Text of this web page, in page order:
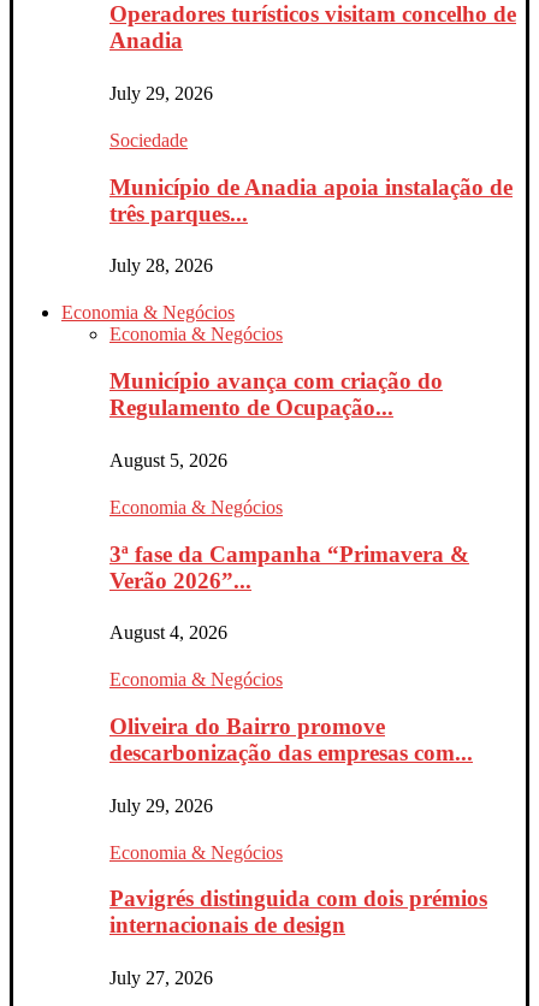
Operadores turísticos visitam concelho de
Anadia
July 29, 2026
Sociedade
Município de Anadia apoia instalação de
três parques...
July 28, 2026
Economia & Negócios
Economia & Negócios
Município avança com criação do
Regulamento de Ocupação...
August 5, 2026
Economia & Negócios
3ª fase da Campanha “Primavera &
Verão 2026”...
August 4, 2026
Economia & Negócios
Oliveira do Bairro promove
descarbonização das empresas com...
July 29, 2026
Economia & Negócios
Pavigrés distinguida com dois prémios
internacionais de design
July 27, 2026